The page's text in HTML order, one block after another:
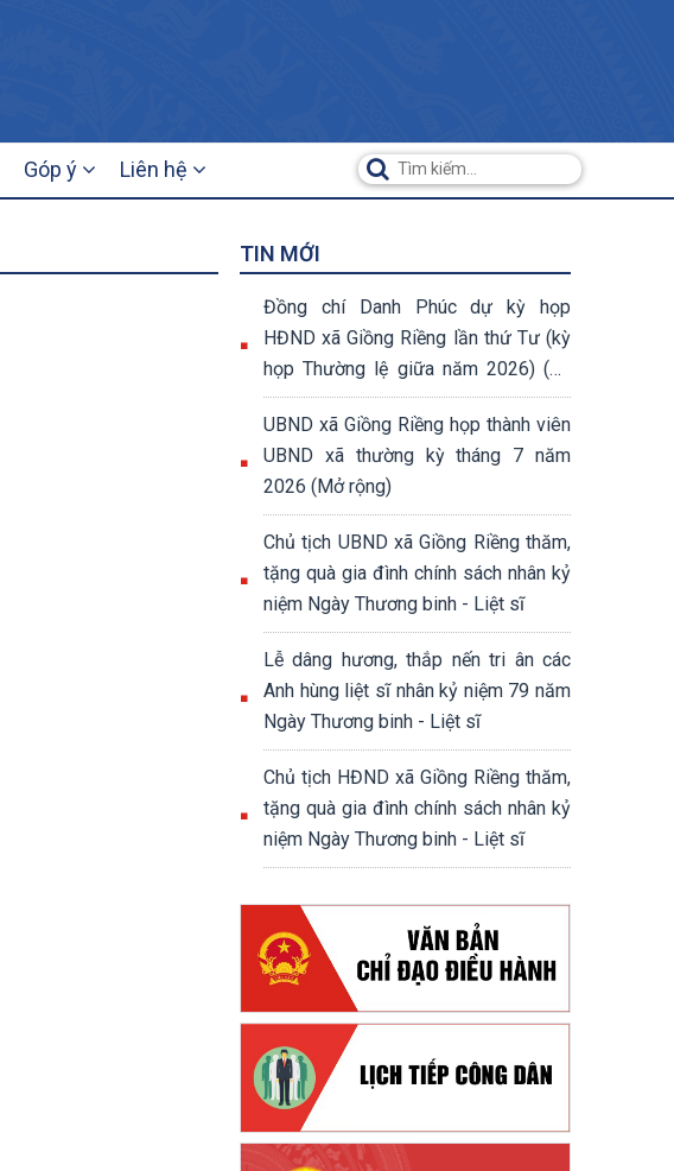
Góp ý Liên hệ
TIN MỚI
Đồng chí Danh Phúc dự kỳ họp
HĐND xã Giồng Riềng lần thứ Tư (kỳ
họp Thường lệ giữa năm 2026) (07
nghị quyết đã được thông qua tại kỳ
họp)
UBND xã Giồng Riềng họp thành viên
UBND xã thường kỳ tháng 7 năm
2026 (Mở rộng)
Chủ tịch UBND xã Giồng Riềng thăm,
tặng quà gia đình chính sách nhân kỷ
niệm Ngày Thương binh - Liệt sĩ
Lễ dâng hương, thắp nến tri ân các
Anh hùng liệt sĩ nhân kỷ niệm 79 năm
Ngày Thương binh - Liệt sĩ
Chủ tịch HĐND xã Giồng Riềng thăm,
tặng quà gia đình chính sách nhân kỷ
niệm Ngày Thương binh - Liệt sĩ